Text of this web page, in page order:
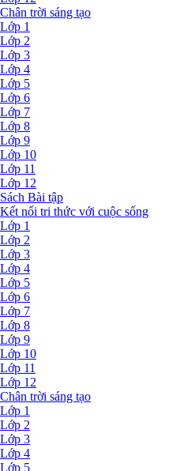
Chân trời sáng tạo
Lớp 1
Lớp 2
Lớp 3
Lớp 4
Lớp 5
Lớp 6
Lớp 7
Lớp 8
Lớp 9
Lớp 10
Lớp 11
Lớp 12
Sách Bài tập
Kết nối tri thức với cuộc sống
Lớp 1
Lớp 2
Lớp 3
Lớp 4
Lớp 5
Lớp 6
Lớp 7
Lớp 8
Lớp 9
Lớp 10
Lớp 11
Lớp 12
Chân trời sáng tạo
Lớp 1
Lớp 2
Lớp 3
Lớp 4
Lớp 5